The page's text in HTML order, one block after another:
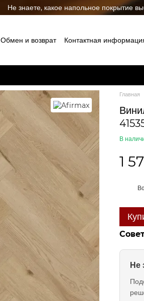
Не знаете, какое напольное покрытие
Обмен и возврат Контактная
Главная
В
1
Не